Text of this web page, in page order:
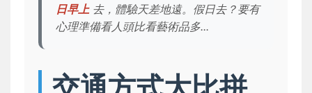
日早上去，體驗天差地遠。假日去？要有
心理準備看人頭比看藝術品多...